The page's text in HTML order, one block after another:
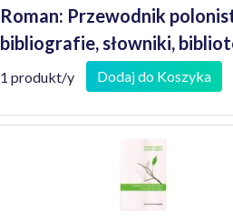
Roman: Przewodnik
bibliografie, słowniki,
muzea literackie
1 produkt/y Dodaj do Koszyka